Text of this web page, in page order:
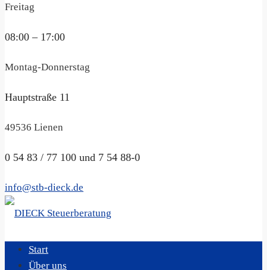
Freitag
08:00 – 17:00
Montag-Donnerstag
Hauptstraße 11
49536 Lienen
0 54 83 / 77 100 und 7 54 88-0
info@stb-dieck.de
Start
Über uns